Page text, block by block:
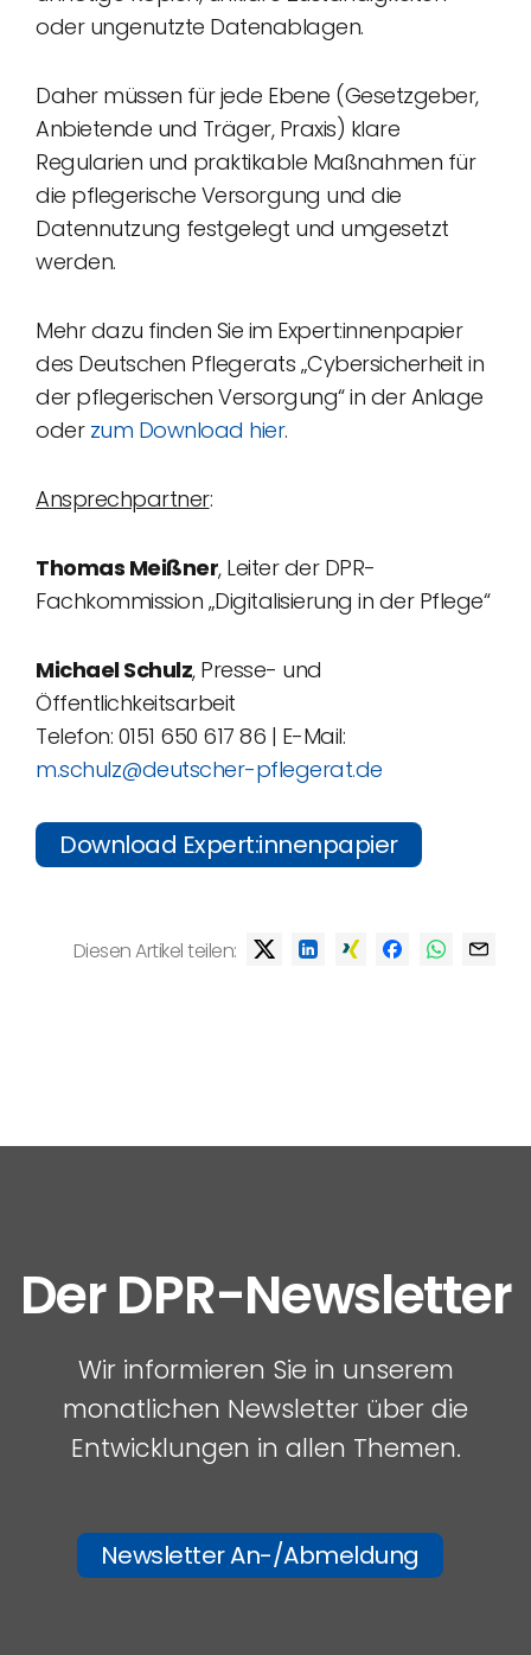
oder ungenutzte Datenablagen.
Daher müssen für jede Ebene (Gesetzgeber,
Anbietende und Träger, Praxis) klare
Regularien und praktikable Maßnahmen für
die pflegerische Versorgung und die
Datennutzung festgelegt und umgesetzt
werden.
Mehr dazu finden Sie im Expert:innenpapier
des Deutschen Pflegerats „Cybersicherheit in
der pflegerischen Versorgung“ in der Anlage
oder zum Download hier.
Ansprechpartner:
Thomas Meißner, Leiter der DPR-
Fachkommission „Digitalisierung in der Pflege“
Michael Schulz, Presse- und
Öffentlichkeitsarbeit
Telefon: 0151 650 617 86 | E-Mail:
m.schulz@deutscher-pflegerat.de
Download Expert:innenpapier
Diesen Artikel teilen:
Der DPR-Newsletter
Wir informieren Sie in unserem
monatlichen Newsletter über die
Entwicklungen in allen Themen.
Newsletter An-/Abmeldung